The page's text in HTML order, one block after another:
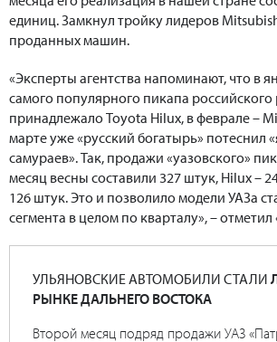
единиц. Замкнул тройку лидеров
проданных машин.
«Эксперты агентства напоминают, что в
самого популярного пикапа
принадлежало Toyota Hilux, в феврале –
марте уже «русский богатырь» потеснил
самураев». Так, продажи «уазовского»
месяц весны составили 327 штук, Hilux –
126 штук. Это и позволило модели УАЗа
сегмента в целом по кварталу», –
УЛЬЯНОВСКИЕ АВТОМОБИЛИ СТАЛИ
РЫНКЕ ДАЛЬНЕГО ВОСТОКА
Второй месяц подряд продажи УАЗ